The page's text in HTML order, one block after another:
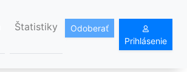
Štatistiky
Odoberať
Prihlásenie